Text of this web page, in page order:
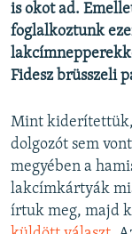
Valamennyi
is okot ad.
foglalkoztunk
Fidesz brüsszeli
Mint
dolgozót sem
megyében a
lakcímkártyák
írtuk meg, majd